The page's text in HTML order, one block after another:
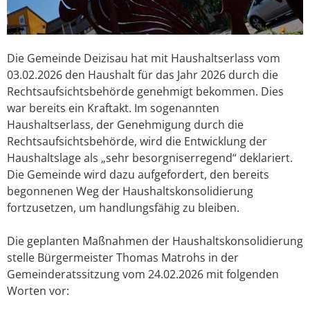
Die Gemeinde Deizisau hat mit Haushaltserlass vom
03.02.2026 den Haushalt für das Jahr 2026 durch die
Rechtsaufsichtsbehörde genehmigt bekommen. Dies
war bereits ein Kraftakt. Im sogenannten
Haushaltserlass, der Genehmigung durch die
Rechtsaufsichtsbehörde, wird die Entwicklung der
Haushaltslage als „sehr besorgniserregend“ deklariert.
Die Gemeinde wird dazu aufgefordert, den bereits
begonnenen Weg der Haushaltskonsolidierung
fortzusetzen, um handlungsfähig zu bleiben.
Die geplanten Maßnahmen der Haushaltskonsolidierung
stelle Bürgermeister Thomas Matrohs in der
Gemeinderatssitzung vom 24.02.2026 mit folgenden
Worten vor: